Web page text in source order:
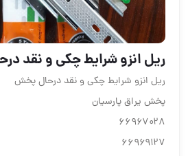
ریل انزو شرایط چکی و نقد
ریل انزو شرایط چکی و نقد درحال پخش
پخش یراق پارسیان
۶۶۹۶۷۰۲۸
۶۶۹۶۹۱۲۷